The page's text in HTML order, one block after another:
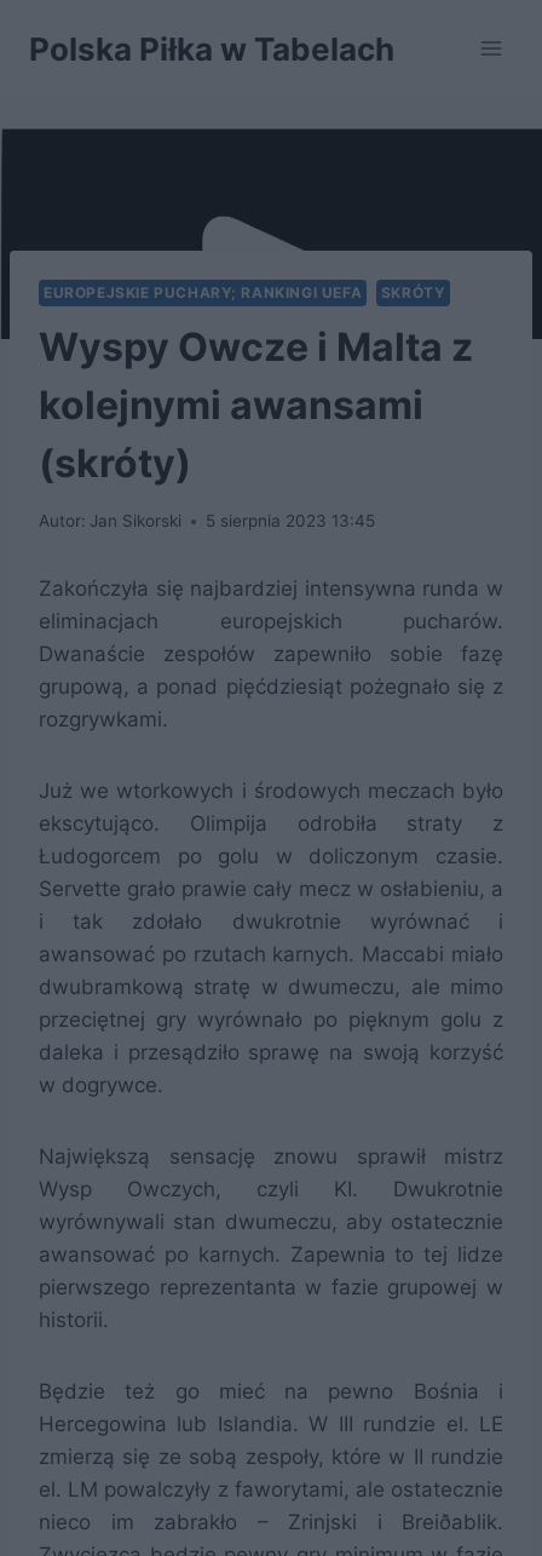
Polska Piłka w Tabelach
EUROPEJSKIE PUCHARY; RANKINGI UEFA SKRÓTY
Wyspy Owcze i Malta z
kolejnymi awansami
(skróty)
Autor: Jan Sikorski 5 sierpnia 2023 13:45
Zakończyła się najbardziej intensywna runda w
eliminacjach europejskich pucharów.
Dwanaście zespołów zapewniło sobie fazę
grupową, a ponad pięćdziesiąt pożegnało się z
rozgrywkami.
Już we wtorkowych i środowych meczach było
ekscytująco. Olimpija odrobiła straty z
Łudogorcem po golu w doliczonym czasie.
Servette grało prawie cały mecz w osłabieniu, a
i tak zdołało dwukrotnie wyrównać i
awansować po rzutach karnych. Maccabi miało
dwubramkową stratę w dwumeczu, ale mimo
przeciętnej gry wyrównało po pięknym golu z
daleka i przesądziło sprawę na swoją korzyść
w dogrywce.
Największą sensację znowu sprawił mistrz
Wysp Owczych, czyli KI. Dwukrotnie
wyrównywali stan dwumeczu, aby ostatecznie
awansować po karnych. Zapewnia to tej lidze
pierwszego reprezentanta w fazie grupowej w
historii.
Będzie też go mieć na pewno Bośnia i
Hercegowina lub Islandia. W III rundzie el. LE
zmierzą się ze sobą zespoły, które w II rundzie
el. LM powalczyły z faworytami, ale ostatecznie
nieco im zabrakło – Zrinjski i Breiðablik.